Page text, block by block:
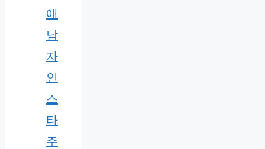
애
남
자
인
스
타
주